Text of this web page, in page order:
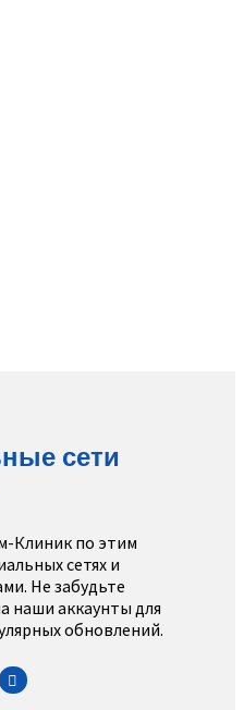
сети
Клиник по этим
сетях и
Не забудьте
наши аккаунты для
обновлений.